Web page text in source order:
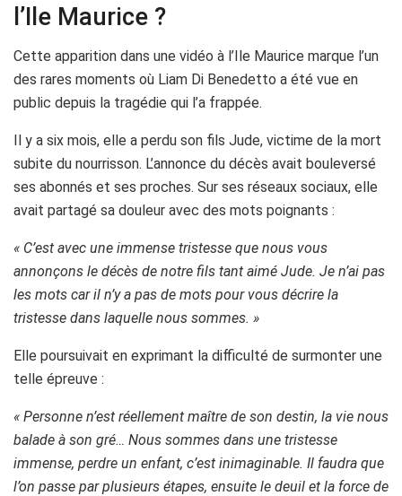
l’Ile Maurice ?
Cette apparition dans une vidéo à l’Ile Maurice marque l’un
des rares moments où Liam Di Benedetto a été vue en
public depuis la tragédie qui l’a frappée.
Il y a six mois, elle a perdu son fils Jude, victime de la mort
subite du nourrisson. L’annonce du décès avait bouleversé
ses abonnés et ses proches. Sur ses réseaux sociaux, elle
avait partagé sa douleur avec des mots poignants :
« C’est avec une immense tristesse que nous vous
annonçons le décès de notre fils tant aimé Jude. Je n’ai pas
les mots car il n’y a pas de mots pour vous décrire la
tristesse dans laquelle nous sommes. »
Elle poursuivait en exprimant la difficulté de surmonter une
telle épreuve :
« Personne n’est réellement maître de son destin, la vie nous
balade à son gré… Nous sommes dans une tristesse
immense, perdre un enfant, c’est inimaginable. Il faudra que
l’on passe par plusieurs étapes, ensuite le deuil et la force de